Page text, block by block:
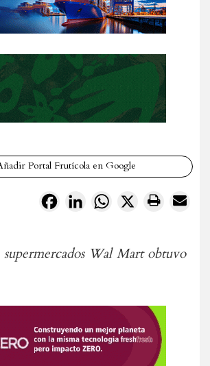
Portal Frutícola en Google
FacebookLinkedInWhatsApp
X
supermercados Wal Mart obtuvo